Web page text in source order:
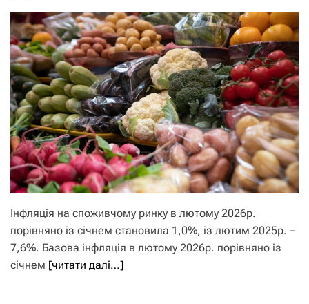
Інфляція на споживчому ринку в лютому 2026р.
порівняно із січнем становила 1,0%, із лютим 2025р. –
7,6%. Базова інфляція в лютому 2026р. порівняно із
січнем [читати далі…]